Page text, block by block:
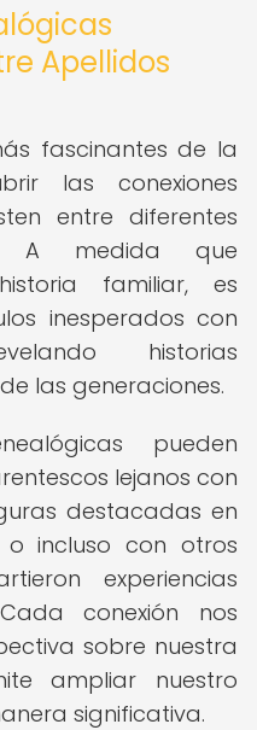
Apellidos
fascinantes de la
las conexiones
entre diferentes
A medida que
familiar, es
inesperados con
historias
las generaciones.
pueden
lejanos con
destacadas en
incluso con otros
experiencias
conexión nos
sobre nuestra
ampliar nuestro
significativa.